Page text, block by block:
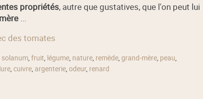
propriétés, autre que gustatives, que l'on peut lui
...
des tomates
solanum, fruit, légume, nature, remède, grand-mère, peau,
, cuivre, argenterie, odeur, renard